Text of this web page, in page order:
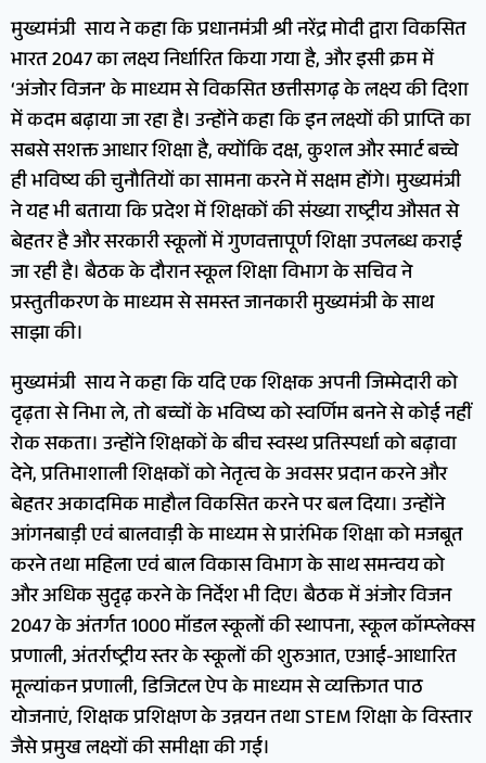
मुख्यमंत्री साय ने कहा कि प्रधानमंत्री श्री नरेंद्र मोदी द्वारा विकसित
भारत 2047 का लक्ष्य निर्धारित किया गया है, और इसी क्रम में
‘अंजोर विजन’ के माध्यम से विकसित छत्तीसगढ़ के लक्ष्य की दिशा
में कदम बढ़ाया जा रहा है। उन्होंने कहा कि इन लक्ष्यों की प्राप्ति का
सबसे सशक्त आधार शिक्षा है, क्योंकि दक्ष, कुशल और स्मार्ट बच्चे
ही भविष्य की चुनौतियों का सामना करने में सक्षम होंगे। मुख्यमंत्री
ने यह भी बताया कि प्रदेश में शिक्षकों की संख्या राष्ट्रीय औसत से
बेहतर है और सरकारी स्कूलों में गुणवत्तापूर्ण शिक्षा उपलब्ध कराई
जा रही है। बैठक के दौरान स्कूल शिक्षा विभाग के सचिव ने
प्रस्तुतीकरण के माध्यम से समस्त जानकारी मुख्यमंत्री के साथ
साझा की।
मुख्यमंत्री साय ने कहा कि यदि एक शिक्षक अपनी जिम्मेदारी को
दृढ़ता से निभा ले, तो बच्चों के भविष्य को स्वर्णिम बनने से कोई नहीं
रोक सकता। उन्होंने शिक्षकों के बीच स्वस्थ प्रतिस्पर्धा को बढ़ावा
देने, प्रतिभाशाली शिक्षकों को नेतृत्व के अवसर प्रदान करने और
बेहतर अकादमिक माहौल विकसित करने पर बल दिया। उन्होंने
आंगनबाड़ी एवं बालवाड़ी के माध्यम से प्रारंभिक शिक्षा को मजबूत
करने तथा महिला एवं बाल विकास विभाग के साथ समन्वय को
और अधिक सुदृढ़ करने के निर्देश भी दिए। बैठक में अंजोर विजन
2047 के अंतर्गत 1000 मॉडल स्कूलों की स्थापना, स्कूल कॉम्प्लेक्स
प्रणाली, अंतर्राष्ट्रीय स्तर के स्कूलों की शुरुआत, एआई-आधारित
मूल्यांकन प्रणाली, डिजिटल ऐप के माध्यम से व्यक्तिगत पाठ
योजनाएं, शिक्षक प्रशिक्षण के उन्नयन तथा STEM शिक्षा के विस्तार
जैसे प्रमुख लक्ष्यों की समीक्षा की गई।